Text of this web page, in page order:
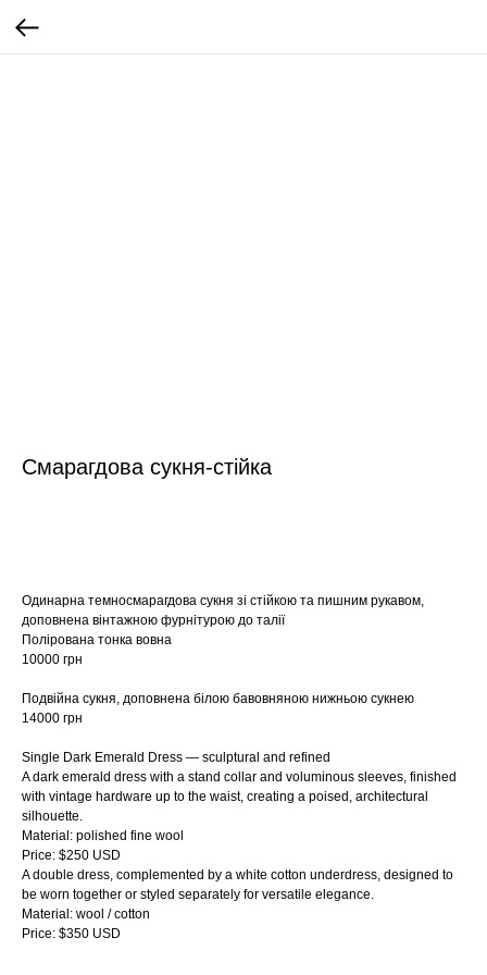
Смарагдова сукня-стійка
Одинарна темносмарагдова сукня зі стійкою та пишним рукавом,
доповнена вінтажною фурнітурою до талії
Полірована тонка вовна
10000 грн
Подвійна сукня, доповнена білою бавовняною нижньою сукнею
14000 грн
Single Dark Emerald Dress — sculptural and refined
A dark emerald dress with a stand collar and voluminous sleeves, finished
with vintage hardware up to the waist, creating a poised, architectural
silhouette.
Material: polished fine wool
Price: $250 USD
A double dress, complemented by a white cotton underdress, designed to
be worn together or styled separately for versatile elegance.
Material: wool / cotton
Price: $350 USD